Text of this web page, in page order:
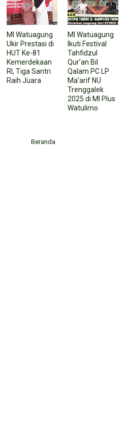
MI Watuagung
Ukir Prestasi di
HUT Ke-81
Kemerdekaan
RI, Tiga Santri
Raih Juara
MI Watuagung
Ikuti Festival
Tahfidzul
Qur’an Bil
Qalam PC LP
Ma’arif NU
Trenggalek
2025 di MI Plus
Watulimo
Beranda